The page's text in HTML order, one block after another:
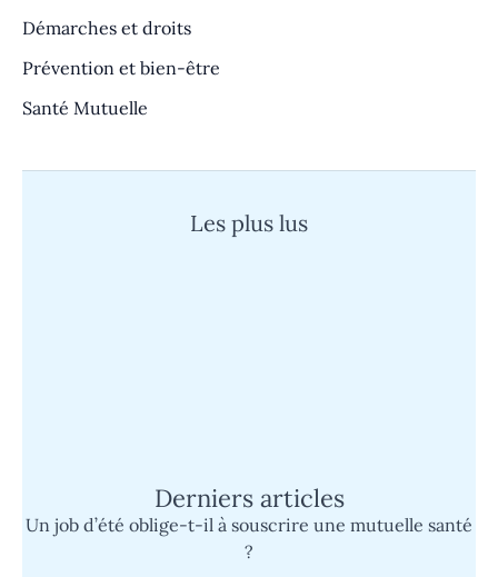
Démarches et droits
Prévention et bien-être
Santé Mutuelle
Les plus lus
Derniers articles
Un job d’été oblige-t-il à souscrire une mutuelle santé
?